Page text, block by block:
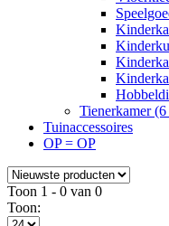
Tienerkamer
Tuinaccessoires
OP = OP
Toon 1 - 0 van 0
Toon: